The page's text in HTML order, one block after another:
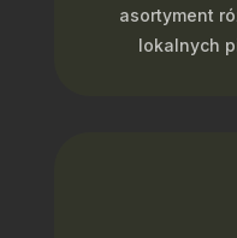
asortyment
lokalnych